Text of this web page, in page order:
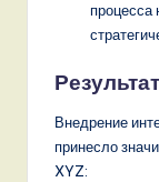
процесса
Внедрение
принесло
XYZ: